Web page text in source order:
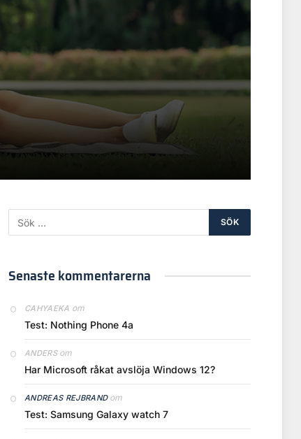
Senaste kommentarerna
CAHYAEKA om
Test: Nothing Phone 4a
ANDERSom
Har Microsoft råkat avslöja Windows 12?
ANDREAS REJBRANDom
Test: Samsung Galaxy watch 7